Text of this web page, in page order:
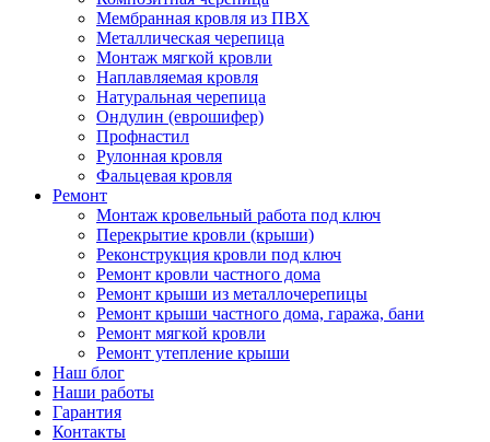
Мембранная кровля из ПВХ
Металлическая черепица
Монтаж мягкой кровли
Наплавляемая кровля
Натуральная черепица
Ондулин (еврошифер)
Профнастил
Рулонная кровля
Фальцевая кровля
Ремонт
Монтаж кровельный работа под ключ
Перекрытие кровли (крыши)
Реконструкция кровли под ключ
Ремонт кровли частного дома
Ремонт крыши из металлочерепицы
Ремонт крыши частного дома, гаража, бани
Ремонт мягкой кровли
Ремонт утепление крыши
Наш блог
Наши работы
Гарантия
Контакты